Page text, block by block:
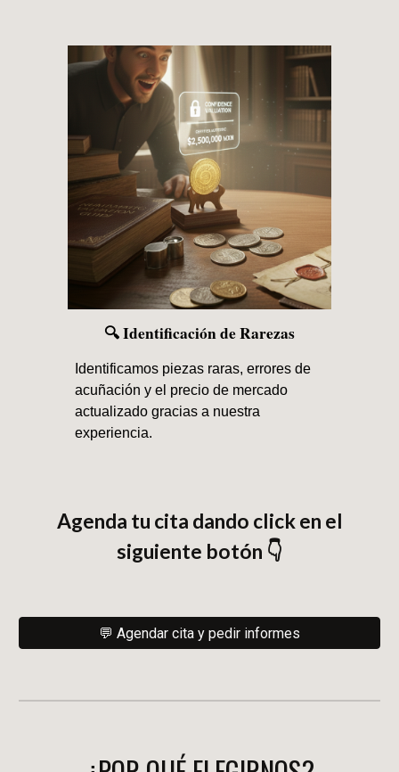
🔍 Identificación de Rarezas
Identificamos piezas raras, errores de
acuñación y el precio de mercado
actualizado gracias a nuestra
experiencia.
Agenda tu cita dando click en el
siguiente botón 👇
💬 Agendar cita y pedir informes